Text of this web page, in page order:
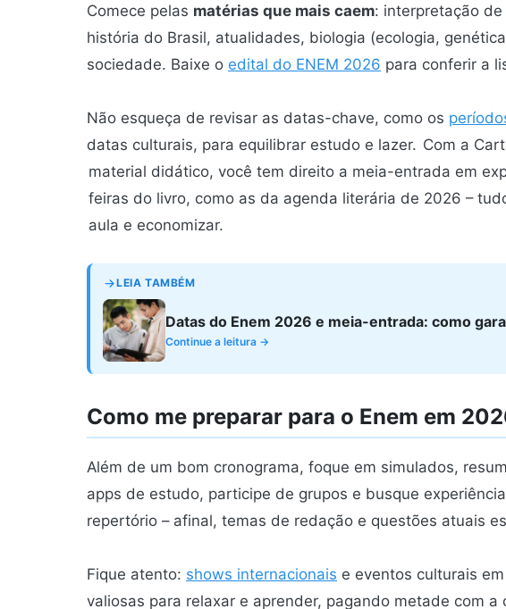
Comece pelas matérias que mais caem: interpretação
história do Brasil, atualidades, biologia (ecologia,
sociedade. Baixe o edital do ENEM 2026 para conferir a
Não esqueça de revisar as datas-chave, como os
datas culturais, para equilibrar estudo e lazer. Com a
material didático, você tem direito a meia-entrada em
feiras do livro, como as da agenda literária de 2026 –
aula e economizar.
LEIA TAMBÉM
Datas do Enem 2026 e meia-entrada: como
Continue a leitura →
Como me preparar para o Enem em
Além de um bom cronograma, foque em simulados,
apps de estudo, participe de grupos e busque
repertório – afinal, temas de redação e questões atuais
Fique atento: shows internacionais e eventos culturais
valiosas para relaxar e aprender, pagando metade com a